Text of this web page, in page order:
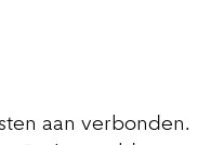
aan verbonden.